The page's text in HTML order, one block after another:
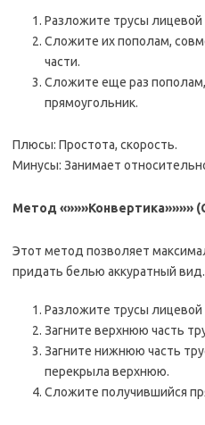
Разложите трусы лицевой
Сложите их пополам,
части.
Сложите еще раз
прямоугольник.
Плюсы: Простота, скорость.
Минусы: Занимает
Метод «»»»Конвертика»»»»
Этот метод позволяет
придать белью аккуратный вид.
Разложите трусы лицевой
Загните верхнюю часть
Загните нижнюю часть
перекрыла верхнюю.
Сложите получившийся